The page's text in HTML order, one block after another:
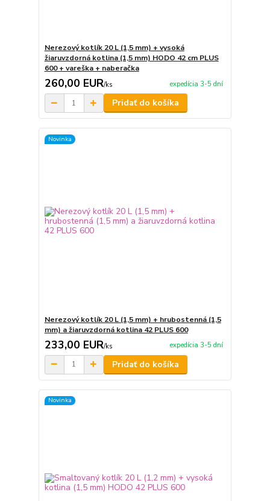
Nerezový kotlík 20 L (1,5 mm) + vysoká
žiaruvzdorná kotlina (1,5 mm) HODO 42 cm PLUS
600 + vareška + naberačka
260,00 EUR/ks expedícia 3-5 dní
Pridať do košíka
Novinka
Nerezový kotlík 20 L (1,5 mm) + hrubostenná (1,5
mm) a žiaruvzdorná kotlina 42 PLUS 600
233,00 EUR/ks expedícia 3-5 dní
Pridať do košíka
Novinka